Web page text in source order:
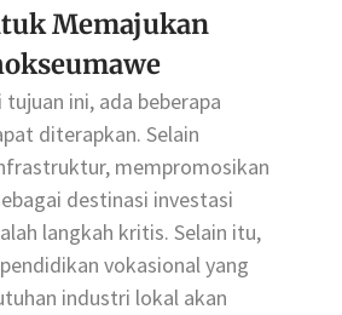
Memajukan
ini, ada beberapa
diterapkan. Selain
mempromosikan
destinasi investasi
langkah kritis. Selain itu,
vokasional yang
industri lokal akan